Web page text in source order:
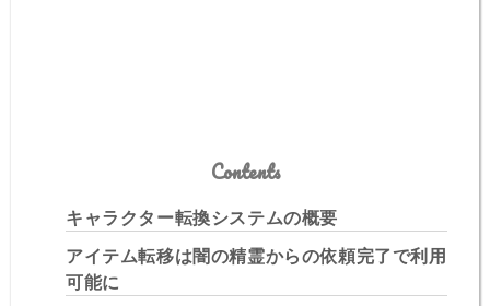
Contents
キャラクター転換システムの概要
アイテム転移は闇の精霊からの依頼完了で利用
可能に